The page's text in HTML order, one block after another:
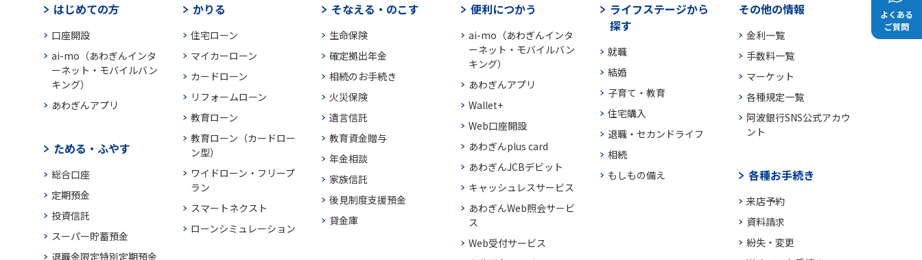
よくある
ご質問
はじめての方
口座開設
ai-mo（あわぎんインタ
ーネット・モバイルバン
キング）
あわぎんアプリ
ためる・ふやす
総合口座
定期預金
投資信託
スーパー貯蓄預金
退職金限定特別定期預金
かりる
住宅ローン
マイカーローン
カードローン
リフォームローン
教育ローン
教育ローン（カードロー
ン型）
ワイドローン・フリープ
ラン
スマートネクスト
ローンシミュレーション
そなえる・のこす
生命保険
確定拠出年金
相続のお手続き
火災保険
遺言信託
教育資金贈与
年金相談
家族信託
後見制度支援預金
貸金庫
便利につかう
ai-mo（あわぎんインタ
ーネット・モバイルバン
キング）
あわぎんアプリ
Wallet+
Web口座開設
あわぎんplus card
あわぎんJCBデビット
キャッシュレスサービス
あわぎんWeb照会サービ
ス
Web受付サービス
ライフステージから
探す
就職
結婚
子育て・教育
住宅購入
退職・セカンドライフ
相続
もしもの備え
その他の情報
金利一覧
手数料一覧
マーケット
各種規定一覧
阿波銀行SNS公式アカウ
ント
各種お手続き
来店予約
資料請求
紛失・変更